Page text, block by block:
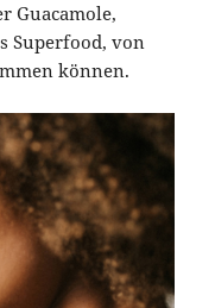
Guacamole,
Superfood, von
können.